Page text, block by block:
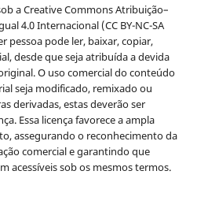
a Creative Commons Atribuição–
4.0 Internacional (CC BY-NC-SA
pessoa pode ler, baixar, copiar,
desde que seja atribuída a devida
O uso comercial do conteúdo
seja modificado, remixado ou
derivadas, estas deverão ser
Essa licença favorece a ampla
assegurando o reconhecimento da
comercial e garantindo que
acessíveis sob os mesmos termos.